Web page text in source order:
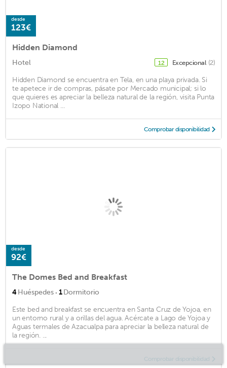
desde
123€
Hidden Diamond
Hotel 12 Excepcional (2)
Hidden Diamond se encuentra en Tela, en una playa privada. Si
te apetece ir de compras, pásate por Mercado municipal; si lo
que quieres es apreciar la belleza natural de la región, visita Punta
Izopo National ...
Comprobar disponibilidad
desde
92€
The Domes Bed and Breakfast
4Huéspedes · 1Dormitorio
Este bed and breakfast se encuentra en Santa Cruz de Yojoa, en
un entorno rural y a orillas del agua. Acércate a Lago de Yojoa y
Aguas termales de Azacualpa para apreciar la belleza natural de
la región. ...
Comprobar disponibilidad